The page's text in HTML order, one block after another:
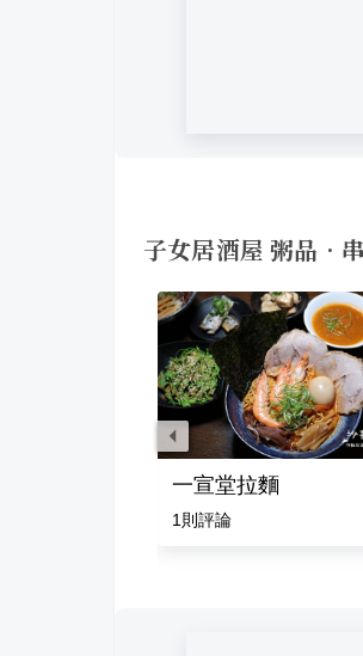
子女居酒屋 粥品•
一宣堂拉麵
1 則評論